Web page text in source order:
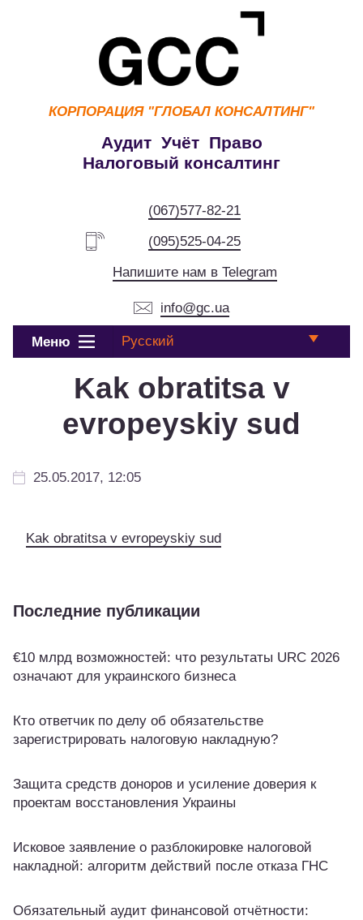
КОРПОРАЦИЯ "ГЛОБАЛ КОНСАЛТИНГ"
Аудит Учёт Право
Налоговый консалтинг
(067)577-82-21
(095)525-04-25
Напишите нам в Telegram
info@gc.ua
Меню Русский
Kak obratitsa v
evropeyskiy sud
25.05.2017, 12:05
Kak obratitsa v evropeyskiy sud
Последние публикации
€10 млрд возможностей: что результаты URC 2026
означают для украинского бизнеса
Кто ответчик по делу об обязательстве
зарегистрировать налоговую накладную?
Защита средств доноров и усиление доверия к
проектам восстановления Украины
Исковое заявление о разблокировке налоговой
накладной: алгоритм действий после отказа ГНС
Обязательный аудит финансовой отчётности: